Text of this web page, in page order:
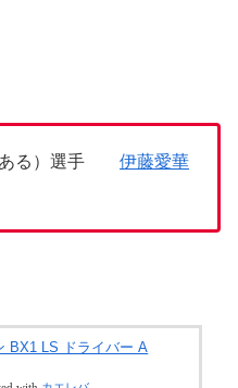
ある）選手 伊藤愛華
BX1 LS ドライバー A